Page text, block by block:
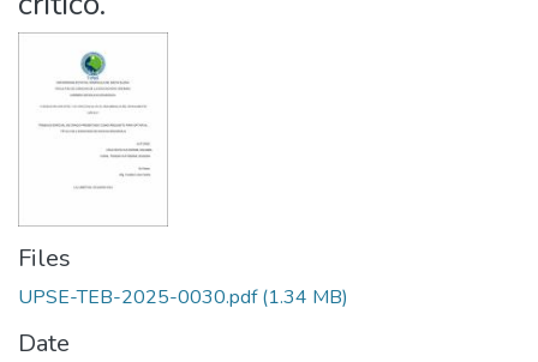
Files
UPSE-TEB-2025-0030.pdf(1.34 MB)
Date